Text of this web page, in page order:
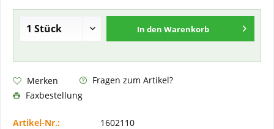
In den Warenkorb
Merken
Fragen zum Artikel?
Faxbestellung
Artikel-Nr.: 1602110